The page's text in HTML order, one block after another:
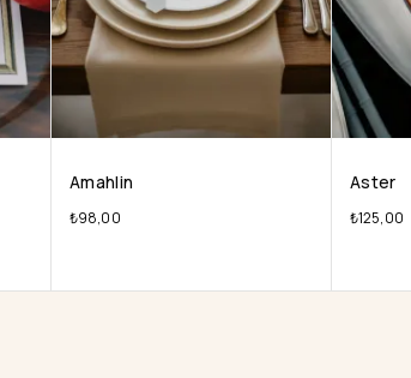
Amahlin
₺98,00
Aster
₺125,00